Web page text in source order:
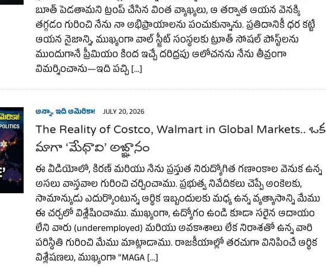
బూత్ పెడతామని ట్రంప్ చేసిన వింత వ్యాఖ్యలు, ఆ తర్వాత ఆయన వెనక్కి
తగ్గడం గురించి నేను నా అభిప్రాయాలను పంచుకున్నాను. ప్రతిదానికీ ధర కట్టే
ఆయన నైజాన్ని, ముఖ్యంగా వాల్ స్ట్రీట్ సంస్థలకు ట్రూత్ సోషల్ పోస్ట్‌లను
ముందుగానే ప్రీమియం కింద ఇచ్చే దరిద్రపు ఆలోచనను నేను తీవ్రంగా
విమర్శించాను—ఇది పచ్చి […]
అన్నా, ఇది అమెరికా! JULY 20, 2026
The Reality of Costco, Walmart in Global Markets.. ఒక
మాగా ‘మేధావి’ అజ్ఞానం
ఈ వీడియోలో, కిరణ్ మరియు నేను ప్రస్తుత నిరుద్యోగిత గణాంకాల వెనుక ఉన్న
అసలు వాస్తవాల గురించి చర్చించాము. ప్రభుత్వ నివేదికలు చెప్పే అంకెలకు,
సామాన్యుడు ఎదుర్కొంటున్న ఆర్థిక ఇబ్బందులకు మధ్య ఉన్న వ్యత్యాసాన్ని మేము
ఈ చర్చలో విశ్లేషించాము. ముఖ్యంగా, ఉద్యోగం ఉండి కూడా సరైన ఆదాయం
లేని వారు (underemployed) మరియు అవకాశాలు లేక నిరాశతో ఉన్న వారి
పరిస్థితి గురించి మేము మాట్లాడాము. రాజకీయాల్లో తరచుగా వినిపించే ఆర్థిక
విశ్లేషణలు, ముఖ్యంగా "MAGA […]